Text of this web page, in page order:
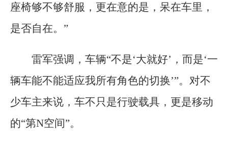
座椅够不够舒服，更在意的是，呆在车里，
是否自在。”
雷军强调，车辆“不是‘大就好’，而是‘一
辆车能不能适应我所有角色的切换’”。对不
少车主来说，车不只是行驶载具，更是移动
的“第N空间”。